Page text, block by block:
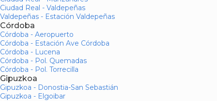
Ciudad Real - Valdepeñas
Valdepeñas - Estación Valdepeñas
Córdoba
Córdoba - Aeropuerto
Córdoba - Estación Ave Córdoba
Córdoba - Lucena
Córdoba - Pol. Quemadas
Córdoba - Pol. Torrecilla
Gipuzkoa
Gipuzkoa - Donostia-San Sebastián
Gipuzkoa - Elgoibar